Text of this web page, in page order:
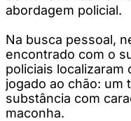
abordagem policial.
Na busca pessoal,
encontrado com o
policiais localizaram
jogado ao chão: um
substância com
maconha.